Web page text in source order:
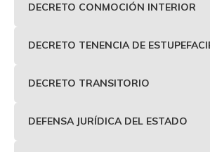
DECRETO CONMOCIÓN INTERIOR
DECRETO TENENCIA DE
DECRETO TRANSITORIO
DEFENSA JURÍDICA DEL ESTADO